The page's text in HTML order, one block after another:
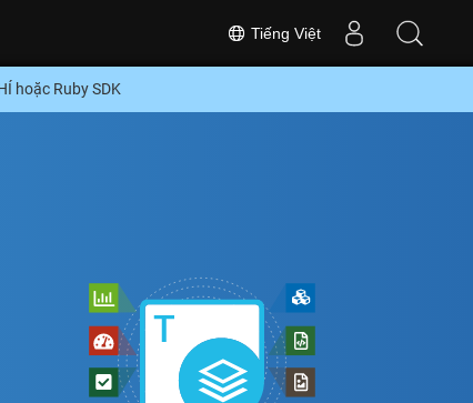
Tiếng Việt
hoặc Ruby SDK